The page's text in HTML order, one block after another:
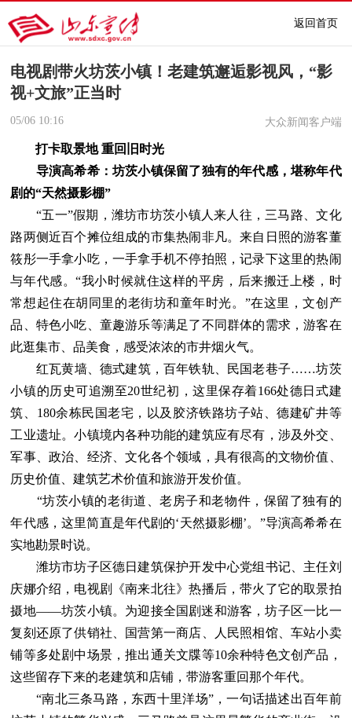
返回首页
电视剧带火坊茨小镇！老建筑邂逅影视风，“影
视+文旅”正当时
05/06 10:16 大众新闻客户端
打卡取景地 重回旧时光
导演高希希：坊茨小镇保留了独有的年代感，堪称年代
剧的“天然摄影棚”
“五一”假期，潍坊市坊茨小镇人来人往，三马路、文化
路两侧近百个摊位组成的市集热闹非凡。来自日照的游客董
筱彤一手拿小吃，一手拿手机不停拍照，记录下这里的热闹
与年代感。“我小时候就住这样的平房，后来搬迁上楼，时
常想起住在胡同里的老街坊和童年时光。”在这里，文创产
品、特色小吃、童趣游乐等满足了不同群体的需求，游客在
此逛集市、品美食，感受浓浓的市井烟火气。
红瓦黄墙、德式建筑，百年铁轨、民国老巷子……坊茨
小镇的历史可追溯至20世纪初，这里保存着166处德日式建
筑、180余栋民国老宅，以及胶济铁路坊子站、德建矿井等
工业遗址。小镇境内各种功能的建筑应有尽有，涉及外交、
军事、政治、经济、文化各个领域，具有很高的文物价值、
历史价值、建筑艺术价值和旅游开发价值。
“坊茨小镇的老街道、老房子和老物件，保留了独有的
年代感，这里简直是年代剧的‘天然摄影棚’。”导演高希希在
实地勘景时说。
潍坊市坊子区德日建筑保护开发中心党组书记、主任刘
庆娜介绍，电视剧《南来北往》热播后，带火了它的取景拍
摄地——坊茨小镇。为迎接全国剧迷和游客，坊子区一比一
复刻还原了供销社、国营第一商店、人民照相馆、车站小卖
铺等多处剧中场景，推出通关文牒等10余种特色文创产品，
这些留存下来的老建筑和店铺，带游客重回那个年代。
“南北三条马路，东西十里洋场”，一句话描述出百年前